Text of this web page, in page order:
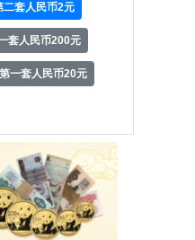
二套人民币2元
套人民币200元
第一套人民币20元